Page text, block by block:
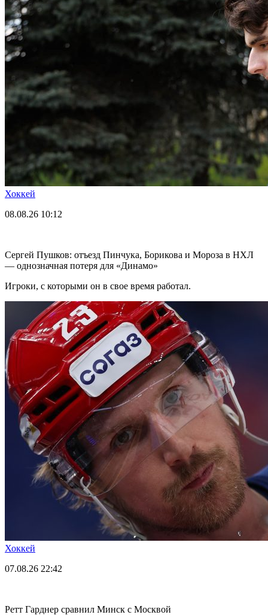
Хоккей
08.08.26 10:12
Сергей Пушков: отъезд Пинчука, Борикова и Мороза в НХЛ
— однозначная потеря для «Динамо»
Игроки, с которыми он в свое время работал.
Хоккей
07.08.26 22:42
Ретт Гарднер сравнил Минск с Москвой